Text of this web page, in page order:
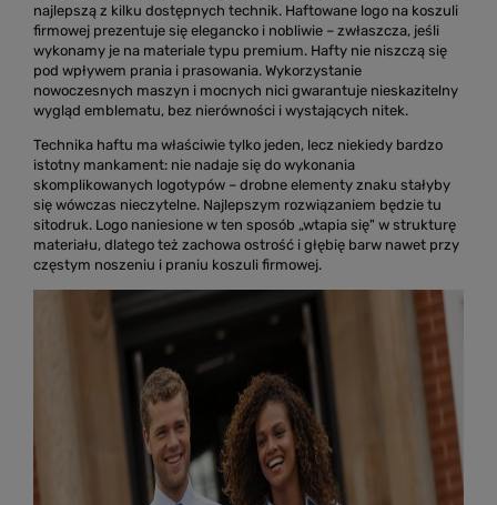
najlepszą z kilku dostępnych technik. Haftowane logo na koszuli
firmowej prezentuje się elegancko i nobliwie – zwłaszcza, jeśli
wykonamy je na materiale typu premium. Hafty nie niszczą się
pod wpływem prania i prasowania. Wykorzystanie
nowoczesnych maszyn i mocnych nici gwarantuje nieskazitelny
wygląd emblematu, bez nierówności i wystających nitek.
Technika haftu ma właściwie tylko jeden, lecz niekiedy bardzo
istotny mankament: nie nadaje się do wykonania
skomplikowanych logotypów – drobne elementy znaku stałyby
się wówczas nieczytelne. Najlepszym rozwiązaniem będzie tu
sitodruk. Logo naniesione w ten sposób „wtapia się" w strukturę
materiału, dlatego też zachowa ostrość i głębię barw nawet przy
częstym noszeniu i praniu koszuli firmowej.